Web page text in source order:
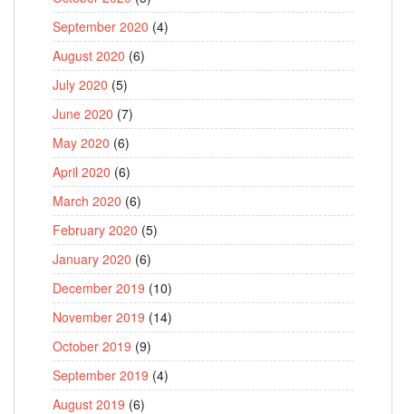
September 2020 (4)
August 2020 (6)
July 2020 (5)
June 2020 (7)
May 2020 (6)
April 2020 (6)
March 2020 (6)
February 2020 (5)
January 2020 (6)
December 2019 (10)
November 2019 (14)
October 2019 (9)
September 2019 (4)
August 2019 (6)